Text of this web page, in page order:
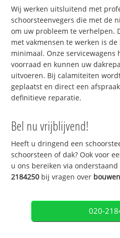
Wij werken uitsluitend met
schoorsteenvegers die met de
om uw probleem te verhelpen.
met vakmensen te werken is
minimaal. Onze
voorraad en kunnen uw
uitvoeren. Bij calamiteiten
geplaatst en direct een
definitieve reparatie.
Bel nu vrijblijvend!
Heeft u dringend een
schoorsteen of dak? Ook voor
u ons bereiken via
2184250 bij vragen over
020-